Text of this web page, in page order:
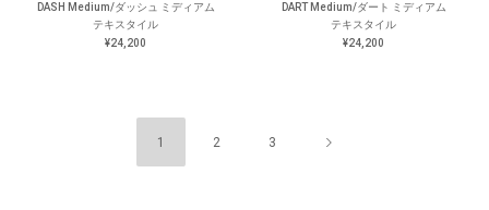
DASH Medium/ダッシュ ミディアム
テキスタイル
¥24,200
DART Medium/ダート ミディアム
テキスタイル
¥24,200
1 2 3